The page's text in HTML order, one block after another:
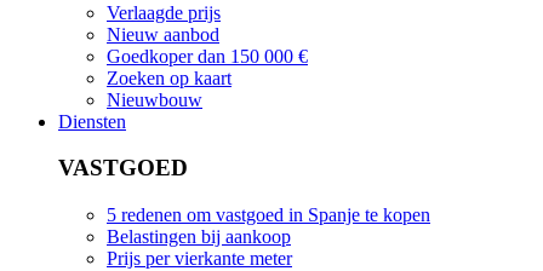
Verlaagde prijs
Nieuw aanbod
Goedkoper dan 150 000 €
Zoeken op kaart
Nieuwbouw
Diensten
VASTGOED
5 redenen om vastgoed in Spanje te kopen
Belastingen bij aankoop
Prijs per vierkante meter